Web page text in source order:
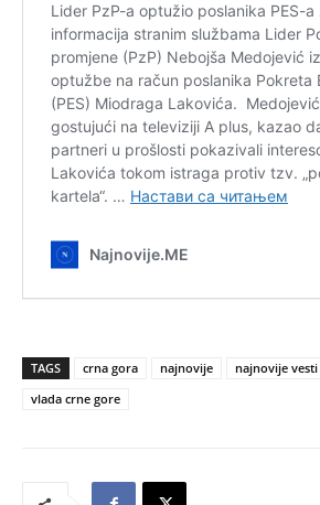
TAGS crna gora najnovije najnovije vesti
vlada crne gore